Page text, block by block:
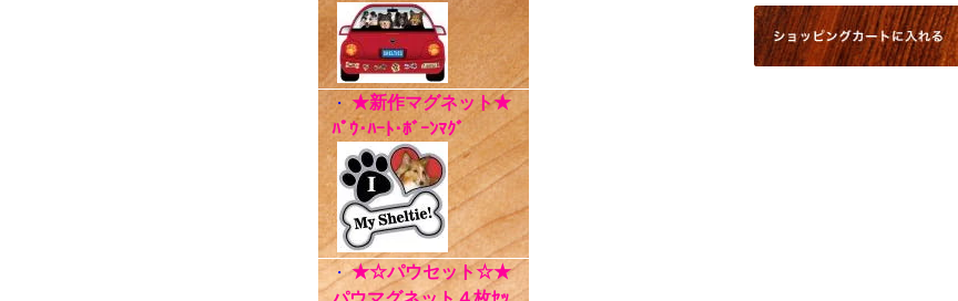
・ ★新作マグネット★
ﾊﾟｳ･ﾊｰﾄ･ﾎﾞｰﾝﾏｸﾞ
・★☆パウセット☆★